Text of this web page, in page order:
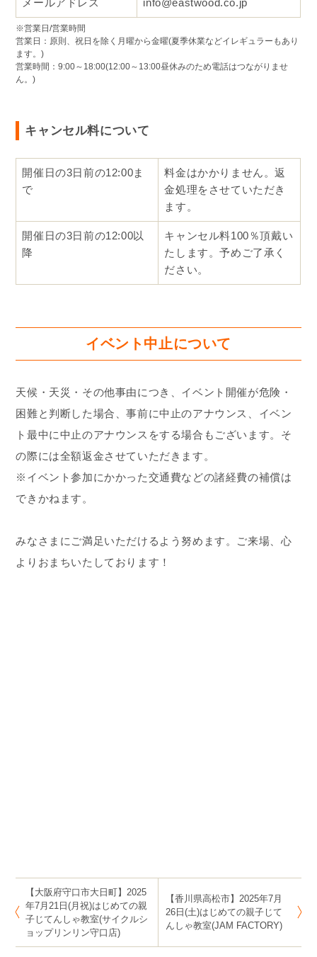
※営業日/営業時間
営業日：原則、祝日を除く月曜から金曜(夏季休業などイレギュラーもあり
ます。)
営業時間：9:00～18:00(12:00～13:00昼休みのため電話はつながりませ
ん。)
キャンセル料について
開催日の3日前の12:00ま
で
料金はかかりません。返
金処理をさせていただき
ます。
開催日の3日前の12:00以
降
キャンセル料100％頂戴い
たします。予めご了承く
ださい。
イベント中止について
天候・天災・その他事由につき、イベント開催が危険・
困難と判断した場合、事前に中止のアナウンス、イベン
ト最中に中止のアナウンスをする場合もございます。そ
の際には全額返金させていただきます。
※イベント参加にかかった交通費などの諸経費の補償は
できかねます。
みなさまにご満足いただけるよう努めます。ご来場、心
よりおまちいたしております！
【大阪府守口市大日町】2025
年7月21日(月祝)はじめての親
子じてんしゃ教室(サイクルシ
ョップリンリン守口店)
【香川県高松市】2025年7月
26日(土)はじめての親子じて
んしゃ教室(JAM FACTORY)